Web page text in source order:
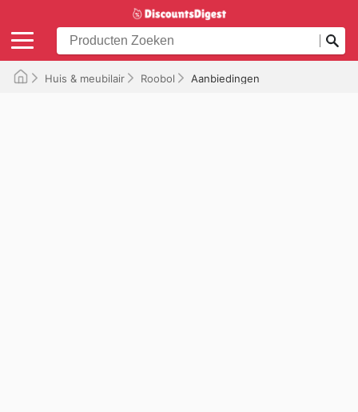
Huis & meubilair Roobol Aanbiedingen